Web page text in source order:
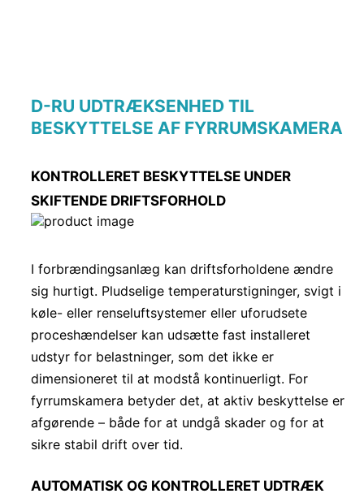
D-RU UDTRÆKSENHED TIL
BESKYTTELSE AF FYRRUMSKAMERA
KONTROLLERET BESKYTTELSE UNDER
SKIFTENDE DRIFTSFORHOLD
I forbrændingsanlæg kan driftsforholdene ændre
sig hurtigt. Pludselige temperaturstigninger, svigt i
køle- eller renseluftsystemer eller uforudsete
proceshændelser kan udsætte fast installeret
udstyr for belastninger, som det ikke er
dimensioneret til at modstå kontinuerligt. For
fyrrumskamera betyder det, at aktiv beskyttelse er
afgørende – både for at undgå skader og for at
sikre stabil drift over tid.
AUTOMATISK OG KONTROLLERET UDTRÆK